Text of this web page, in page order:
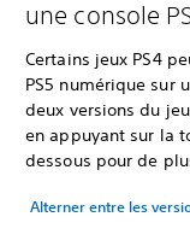
une console
Certains jeux PS4
PS5 numérique sur
deux versions du
en appuyant sur la
dessous pour de
Alterner entre les